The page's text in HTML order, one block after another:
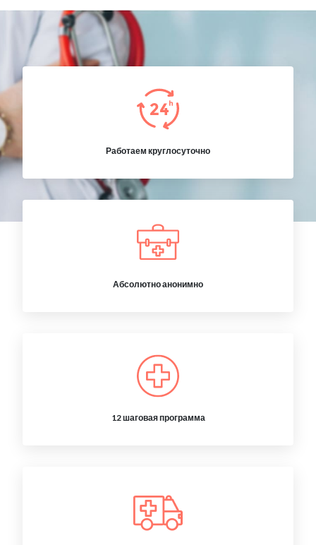
Работаем круглосуточно
Абсолютно анонимно
12 шаговая программа